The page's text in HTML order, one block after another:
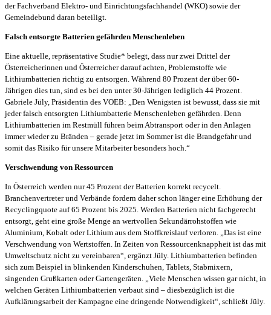
der Fachverband Elektro- und Einrichtungsfachhandel (WKO) sowie der
Gemeindebund daran beteiligt.
Falsch entsorgte Batterien gefährden Menschenleben
Eine aktuelle, repräsentative Studie* belegt, dass nur zwei Drittel der
Österreicherinnen und Österreicher darauf achten, Problemstoffe wie
Lithiumbatterien richtig zu entsorgen. Während 80 Prozent der über 60-
Jährigen dies tun, sind es bei den unter 30-Jährigen lediglich 44 Prozent.
Gabriele Jüly, Präsidentin des VOEB: „Den Wenigsten ist bewusst, dass sie mit
jeder falsch entsorgten Lithiumbatterie Menschenleben gefährden. Denn
Lithiumbatterien im Restmüll führen beim Abtransport oder in den Anlagen
immer wieder zu Bränden – gerade jetzt im Sommer ist die Brandgefahr und
somit das Risiko für unsere Mitarbeiter besonders hoch.“
Verschwendung von Ressourcen
In Österreich werden nur 45 Prozent der Batterien korrekt recycelt.
Branchenvertreter und Verbände fordern daher schon länger eine Erhöhung der
Recyclingquote auf 65 Prozent bis 2025. Werden Batterien nicht fachgerecht
entsorgt, geht eine große Menge an wertvollen Sekundärrohstoffen wie
Aluminium, Kobalt oder Lithium aus dem Stoffkreislauf verloren. „Das ist eine
Verschwendung von Wertstoffen. In Zeiten von Ressourcenknappheit ist das mit
Umweltschutz nicht zu vereinbaren“, ergänzt Jüly. Lithiumbatterien befinden
sich zum Beispiel in blinkenden Kinderschuhen, Tablets, Stabmixern,
singenden Grußkarten oder Gartengeräten. „Viele Menschen wissen gar nicht, in
welchen Geräten Lithiumbatterien verbaut sind – diesbezüglich ist die
Aufklärungsarbeit der Kampagne eine dringende Notwendigkeit“, schließt Jüly.